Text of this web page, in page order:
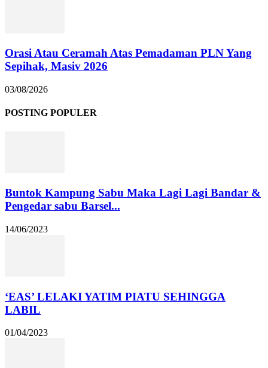
Orasi Atau Ceramah Atas Pemadaman PLN Yang
Sepihak, Masiv 2026
03/08/2026
POSTING POPULER
Buntok Kampung Sabu Maka Lagi Lagi Bandar &
Pengedar sabu Barsel...
14/06/2023
‘EAS’ LELAKI YATIM PIATU SEHINGGA
LABIL
01/04/2023